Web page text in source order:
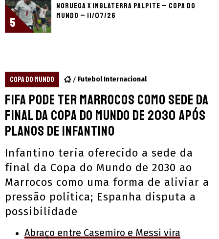
5
Noruega x Inglaterra palpite – Copa do
Mundo – 11/07/26
COPA DO MUNDO Futebol Internacional
Fifa pode ter Marrocos como sede da
final da Copa do Mundo de 2030 após
planos de Infantino
Infantino teria oferecido a sede da
final da Copa do Mundo de 2030 ao
Marrocos como uma forma de aliviar a
pressão política; Espanha disputa a
possibilidade
Abraço entre Casemiro e Messi vira